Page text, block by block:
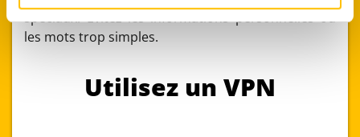
of their services.
spéciaux. Évitez les informations personnelles ou
les mots trop simples.
Utilisez un VPN